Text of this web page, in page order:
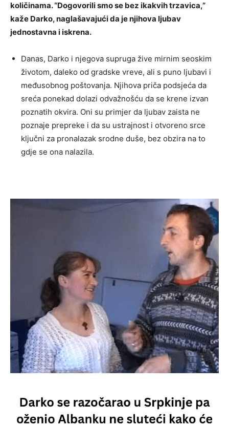
količinama. “Dogovorili smo se bez ikakvih trzavica,”
kaže Darko, naglašavajući da je njihova ljubav
jednostavna i iskrena.
Danas, Darko i njegova supruga žive mirnim seoskim
životom, daleko od gradske vreve, ali s puno ljubavi i
međusobnog poštovanja. Njihova priča podsjeća da
sreća ponekad dolazi odvažnošću da se krene izvan
poznatih okvira. Oni su primjer da ljubav zaista ne
poznaje prepreke i da su ustrajnost i otvoreno srce
ključni za pronalazak srodne duše, bez obzira na to
gdje se ona nalazila.